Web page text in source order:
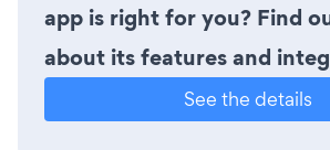
app is right for you? Find
about its features and
See the details